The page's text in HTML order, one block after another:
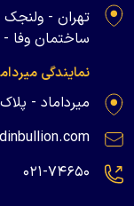
ساختمان وفا -
نمایندگی
میرداماد - پلاک ۱۳۹ - صرافی رادین
۰۲۱-۷۴۶۵۰